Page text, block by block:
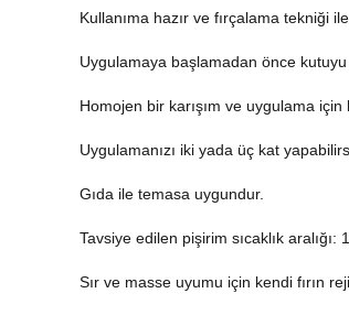
Kullanıma hazır ve fırçalama tekniği
Uygulamaya başlamadan önce kutuyu
Homojen bir karışım ve uygulama
Uygulamanızı iki yada üç kat
Gıda ile temasa uygundur.
Tavsiye edilen pişirim sıcaklık aralığı:
Sır ve masse uyumu için kendi fırın